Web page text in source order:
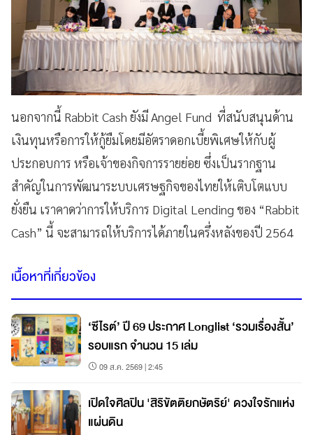
นอกจากนี้ Rabbit Cash ยังมีAngel Fund ที่สนับสนุนด้าน
เงินทุนหรือการให้กู้ยืมโดยมีอัตราดอกเบี้ยพิเศษให้กับผู้
ประกอบการ หรือเจ้าของกิจการรายย่อย ซึ่งเป็นรากฐาน
สำคัญในการพัฒนาระบบเศรษฐกิจของไทยให้เติบโตแบบ
ยั่งยืน เราคาดว่าการให้บริการ Digital Lending ของ “Rabbit
Cash” นี้ จะสามารถให้บริการได้ภายในครึ่งหลังของปี 2564
เนื้อหาที่เกี่ยวข้อง
‘ซีไรต์’ ปี 69 ประกาศ Longlist ‘รวมเรื่องสั้น’
รอบแรก จำนวน 15 เล่ม
09 ส.ค. 2569 | 2:45
เปิดใจศิลปิน 'สิริขัตติยกษัตริย์' ดวงใจรักแห่ง
แผ่นดิน